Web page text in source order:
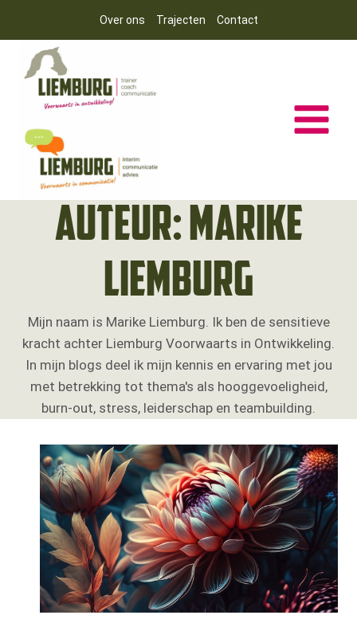
inhoud
Over ons Trajecten Contact
Auteur: Marike
Liemburg
Mijn naam is Marike Liemburg. Ik ben de sensitieve
kracht achter Liemburg Voorwaarts in Ontwikkeling.
In mijn blogs deel ik mijn kennis en ervaring met jou
met betrekking tot thema's als hooggevoeligheid,
burn-out, stress, leiderschap en teambuilding.